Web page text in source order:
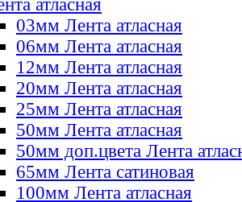
атласная
03мм Лента атласная
06мм Лента атласная
12мм Лента атласная
20мм Лента атласная
25мм Лента атласная
50мм Лента атласная
50мм доп.цвета Лента
65мм Лента сатиновая
100мм Лента атласная